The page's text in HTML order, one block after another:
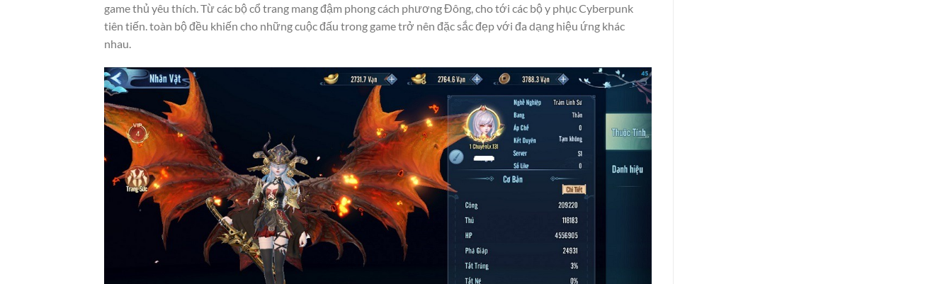
game thủ yêu thích. Từ các bộ cổ trang mang đậm phong cách phương Đông, cho tới các bộ y phục Cyberpunk
tiên tiến. toàn bộ đều khiến cho những cuộc đấu trong game trở nên đặc sắc đẹp với đa dạng hiệu ứng khác
nhau.